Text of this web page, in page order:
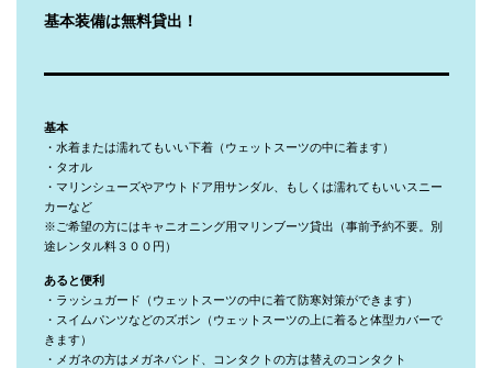
基本装備は無料貸出！
基本
・水着または濡れてもいい下着（ウェットスーツの中に着ます）
・タオル
・マリンシューズやアウトドア用サンダル、もしくは濡れてもいいスニー
カーなど
※ご希望の方にはキャニオニング用マリンブーツ貸出（事前予約不要。別
途レンタル料３００円）
あると便利
・ラッシュガード（ウェットスーツの中に着て防寒対策ができます）
・スイムパンツなどのズボン（ウェットスーツの上に着ると体型カバーで
きます）
・メガネの方はメガネバンド、コンタクトの方は替えのコンタクト